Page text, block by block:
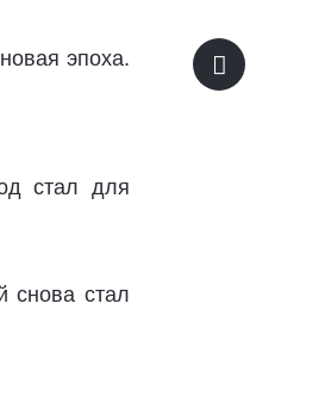
эпоха.
стал для
снова стал